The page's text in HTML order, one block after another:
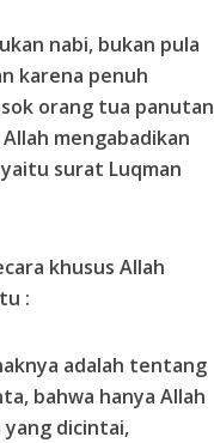
nabi, bukan pula
karena penuh
orang tua panutan
mengabadikan
surat Luqman
khusus Allah
:
adalah tentang
bahwa hanya Allah
dicintai,